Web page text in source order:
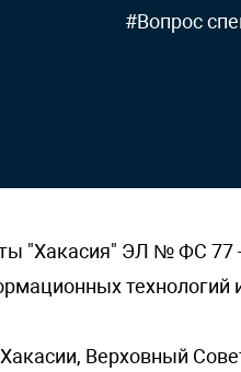
#Вопрос
"Хакасия" ЭЛ № ФС 77 -
Верховный